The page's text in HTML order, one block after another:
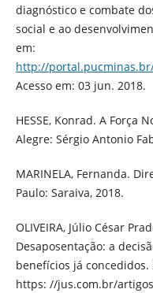
diagnóstico e combate
social e ao
em:
http://portal.pucminas.br/
Acesso em: 03 jun. 2018.
HESSE, Konrad. A Força
Alegre: Sérgio Antonio
MARINELA, Fernanda.
Paulo: Saraiva, 2018.
OLIVEIRA, Júlio César
Desaposentação: a
benefícios já
https: //jus.com.br/